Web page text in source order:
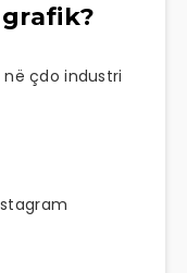
çdo industri